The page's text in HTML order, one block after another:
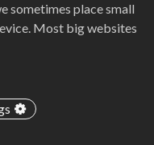
час, что
по
sometimes place small
Most big websites